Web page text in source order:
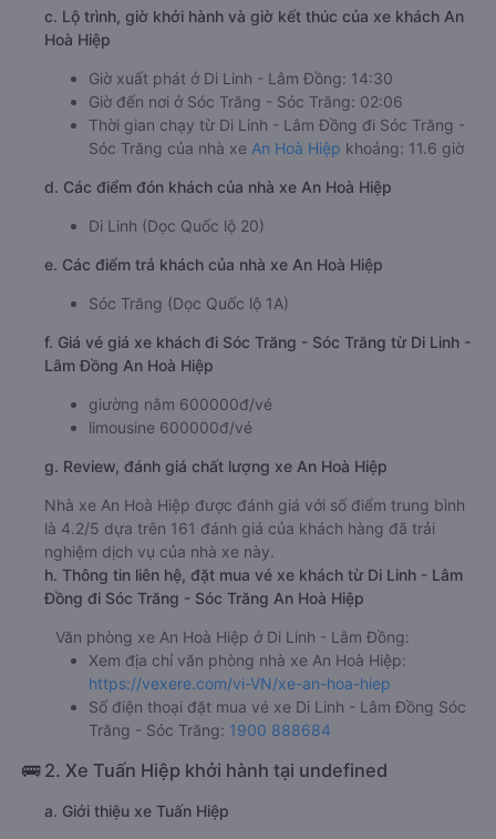
c. Lộ trình, giờ khởi hành và giờ kết thúc của xe khách An
Hoà Hiệp
Giờ xuất phát ở Di Linh - Lâm Đồng: 14:30
Giờ đến nơi ở Sóc Trăng - Sóc Trăng: 02:06
Thời gian chạy từ Di Linh - Lâm Đồng đi Sóc Trăng -
Sóc Trăng của nhà xe An Hoà Hiệp khoảng: 11.6 giờ
d. Các điểm đón khách của nhà xe An Hoà Hiệp
Di Linh (Dọc Quốc lộ 20)
e. Các điểm trả khách của nhà xe An Hoà Hiệp
Sóc Trăng (Dọc Quốc lộ 1A)
f. Giá vé giá xe khách đi Sóc Trăng - Sóc Trăng từ Di Linh -
Lâm Đồng An Hoà Hiệp
giường nằm 600000đ/vé
limousine 600000đ/vé
g. Review, đánh giá chất lượng xe An Hoà Hiệp
Nhà xe An Hoà Hiệp được đánh giá với số điểm trung bình
là 4.2/5 dựa trên 161 đánh giá của khách hàng đã trải
nghiệm dịch vụ của nhà xe này.
h. Thông tin liên hệ, đặt mua vé xe khách từ Di Linh - Lâm
Đồng đi Sóc Trăng - Sóc Trăng An Hoà Hiệp
Văn phòng xe An Hoà Hiệp ở Di Linh - Lâm Đồng:
Xem địa chỉ văn phòng nhà xe An Hoà Hiệp:
https://vexere.com/vi-VN/xe-an-hoa-hiep
Số điện thoại đặt mua vé xe Di Linh - Lâm Đồng Sóc
Trăng - Sóc Trăng: 1900 888684
🚌 2. Xe Tuấn Hiệp khởi hành tại undefined
a. Giới thiệu xe Tuấn Hiệp